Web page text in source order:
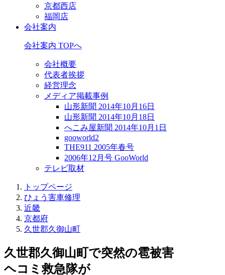
京都西店
福岡店
会社案内
会社案内 TOPへ
会社概要
代表者挨拶
経営理念
メディア掲載事例
山形新聞 2014年10月16日
山形新聞 2014年10月18日
へこみ屋新聞 2014年10月1日
gooworld2
THE911 2005年春号
2006年12月号 GooWorld
テレビ取材
トップページ
ひょう害車修理
近畿
京都府
久世郡久御山町
久世郡久御山町で突然の雹被害
ヘコミ救急隊が